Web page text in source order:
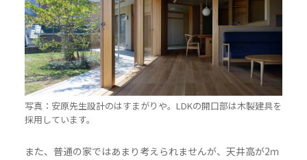
写真：安原先生設計のはすまがりや。LDKの開口部は木製建具を
採用しています。
また、普通の家ではあまり考えられませんが、天井高が2ｍ